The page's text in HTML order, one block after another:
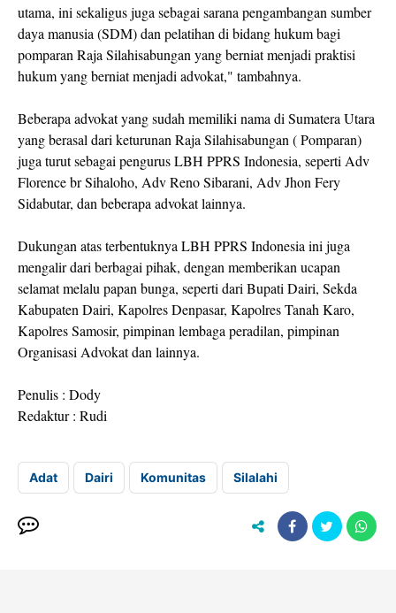
utama, ini sekaligus juga sebagai sarana pengambangan sumber
daya manusia (SDM) dan pelatihan di bidang hukum bagi
pomparan Raja Silahisabungan yang berniat menjadi praktisi
hukum yang berniat menjadi advokat," tambahnya.
Beberapa advokat yang sudah memiliki nama di Sumatera Utara
yang berasal dari keturunan Raja Silahisabungan ( Pomparan)
juga turut sebagai pengurus LBH PPRS Indonesia, seperti Adv
Florence br Sihaloho, Adv Reno Sibarani, Adv Jhon Fery
Sidabutar, dan beberapa advokat lainnya.
Dukungan atas terbentuknya LBH PPRS Indonesia ini juga
mengalir dari berbagai pihak, dengan memberikan ucapan
selamat melalu papan bunga, seperti dari Bupati Dairi, Sekda
Kabupaten Dairi, Kapolres Denpasar, Kapolres Tanah Karo,
Kapolres Samosir, pimpinan lembaga peradilan, pimpinan
Organisasi Advokat dan lainnya.
Penulis : Dody
Redaktur : Rudi
Adat Dairi Komunitas Silalahi